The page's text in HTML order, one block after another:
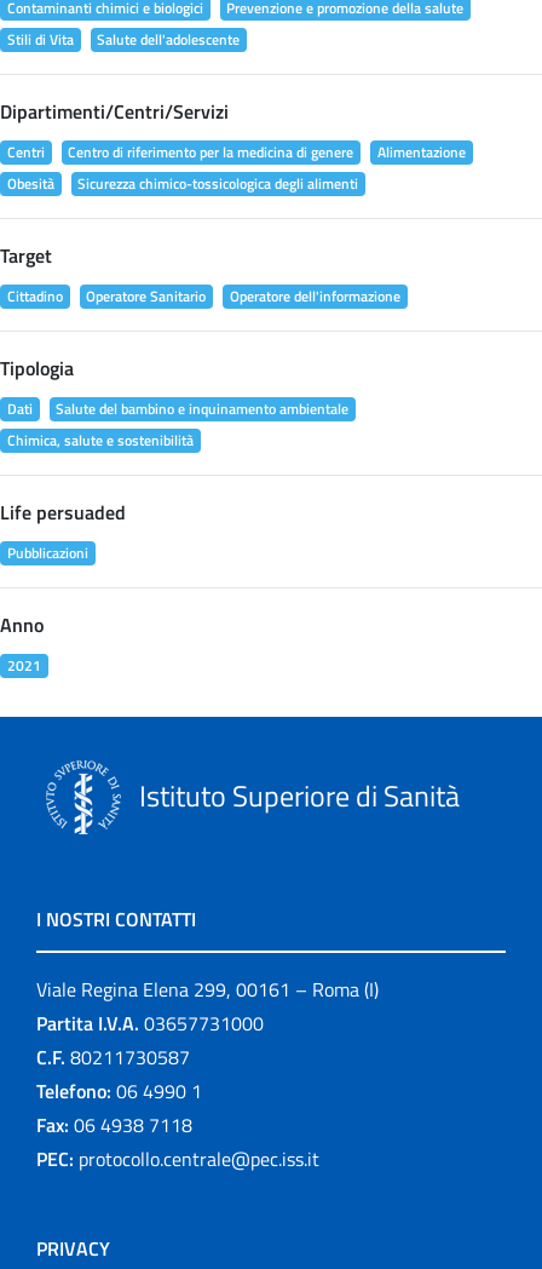
Contaminanti chimici e biologici
Prevenzione e promozione della salute
Stili di Vita
Salute dell'adolescente
Dipartimenti/Centri/Servizi
Centri Centro di riferimento per la medicina di genere
Alimentazione
Obesità
Sicurezza chimico-tossicologica degli alimenti
Target
Cittadino Operatore Sanitario Operatore dell'informazione
Tipologia
Dati
Salute del bambino e inquinamento ambientale
Chimica, salute e sostenibilità
Life persuaded
Pubblicazioni
Anno
2021
Istituto Superiore di Sanità
I NOSTRI CONTATTI
Viale Regina Elena 299, 00161 – Roma (I)
Partita I.V.A. 03657731000
C.F. 80211730587
Telefono: 06 4990 1
Fax: 06 4938 7118
PEC: protocollo.centrale@pec.iss.it
PRIVACY